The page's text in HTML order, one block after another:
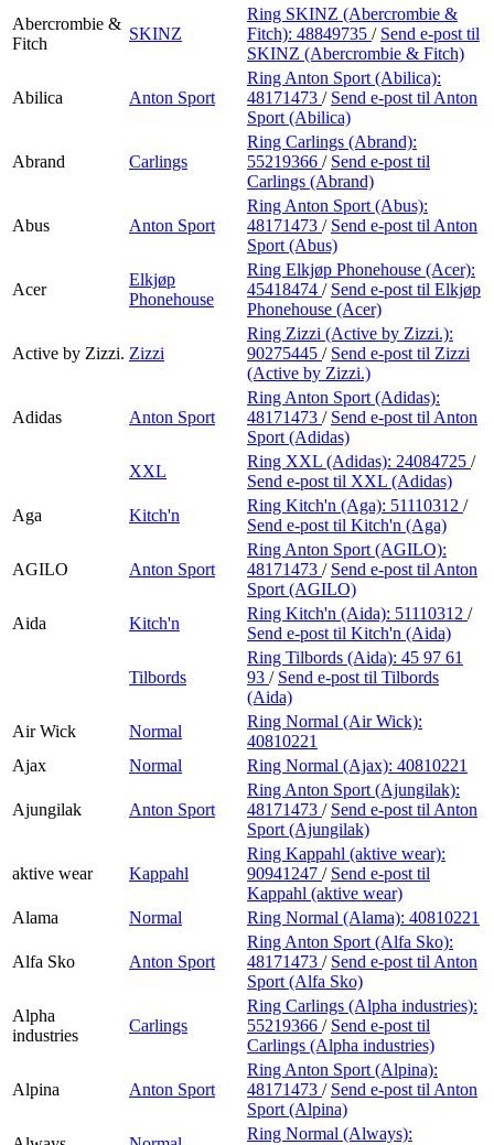
Magasin
Gavekort
Finn frem
Abercrombie &
Fitch
SKINZ
Ring SKINZ (Abercrombie &
Fitch): 48849735 / Send e-post til
SKINZ (Abercrombie & Fitch)
Abilica Anton Sport
Ring Anton Sport (Abilica):
48171473 / Send e-post til Anton
Sport (Abilica)
Abrand Carlings
Ring Carlings (Abrand):
55219366 / Send e-post til
Carlings (Abrand)
Abus Anton Sport
Ring Anton Sport (Abus):
48171473 / Send e-post til Anton
Sport (Abus)
Acer
Elkjøp
Phonehouse
Ring Elkjøp Phonehouse (Acer):
45418474 / Send e-post til Elkjøp
Phonehouse (Acer)
Active by Zizzi. Zizzi
Ring Zizzi (Active by Zizzi.):
90275445 / Send e-post til Zizzi
(Active by Zizzi.)
Adidas Anton Sport
Ring Anton Sport (Adidas):
48171473 / Send e-post til Anton
Sport (Adidas)
XXL
Ring XXL (Adidas): 24084725 /
Send e-post til XXL (Adidas)
Aga
Kitch'n
Ring Kitch'n (Aga): 51110312 /
Send e-post til Kitch'n (Aga)
AGILO Anton Sport
Ring Anton Sport (AGILO):
48171473 / Send e-post til Anton
Sport (AGILO)
Aida
Kitch'n
Ring Kitch'n (Aida): 51110312 /
Send e-post til Kitch'n (Aida)
Tilbords
Ring Tilbords (Aida): 45 97 61
93 / Send e-post til Tilbords
(Aida)
Air Wick
Normal
Ring Normal (Air Wick):
40810221
Ajax
Normal Ring Normal (Ajax): 40810221
Ajungilak Anton Sport
Ring Anton Sport (Ajungilak):
48171473 / Send e-post til Anton
Sport (Ajungilak)
aktive wear Kappahl
Ring Kappahl (aktive wear):
90941247 / Send e-post til
Kappahl (aktive wear)
Alama
Normal Ring Normal (Alama): 40810221
Alfa Sko Anton Sport
Ring Anton Sport (Alfa Sko):
48171473 / Send e-post til Anton
Sport (Alfa Sko)
Alpha
industries
Carlings
Ring Carlings (Alpha industries):
55219366 / Send e-post til
Carlings (Alpha industries)
Alpina Anton Sport
Ring Anton Sport (Alpina):
48171473 / Send e-post til Anton
Sport (Alpina)
Ring Normal (Always):